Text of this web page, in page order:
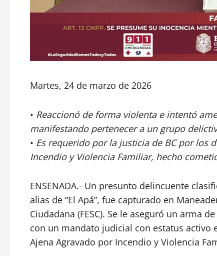
Martes, 24 de marzo de 2026
• Reaccionó de forma violenta e intentó
manifestando pertenecer a un grupo
• Es requerido por la justicia de BC por los
Incendio y Violencia Familiar, hecho
ENSENADA.- Un presunto delincuente
alias de “El Apá”, fue capturado en
Ciudadana (FESC). Se le aseguró un arma
con un mandato judicial con estatus activo
Ajena Agravado por Incendio y Violencia